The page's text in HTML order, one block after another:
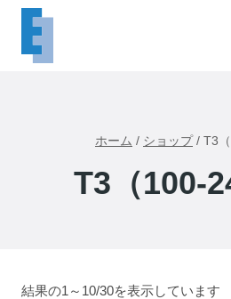
ホーム / ショップ / T3
T3（100-
結果の1～10/30を表示しています